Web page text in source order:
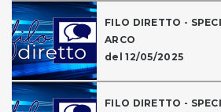
FILO DIRETTO -
ARCO
del 12/05/2025
FILO DIRETTO -